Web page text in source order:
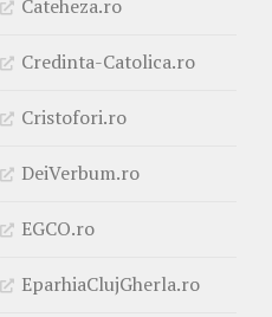
Cateheza.ro
Credinta-Catolica.ro
Cristofori.ro
DeiVerbum.ro
EGCO.ro
EparhiaClujGherla.ro